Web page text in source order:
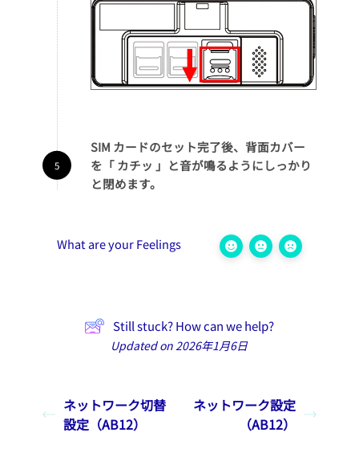
SIM カードのセット完了後、背面カバー
を「 カチッ 」と音が鳴るようにしっかり
と閉めます。
What are your Feelings
Still stuck? How can we help?
Updated on 2026年1月6日
ネットワーク切替
設定（AB12）
ネットワーク設定
（AB12）